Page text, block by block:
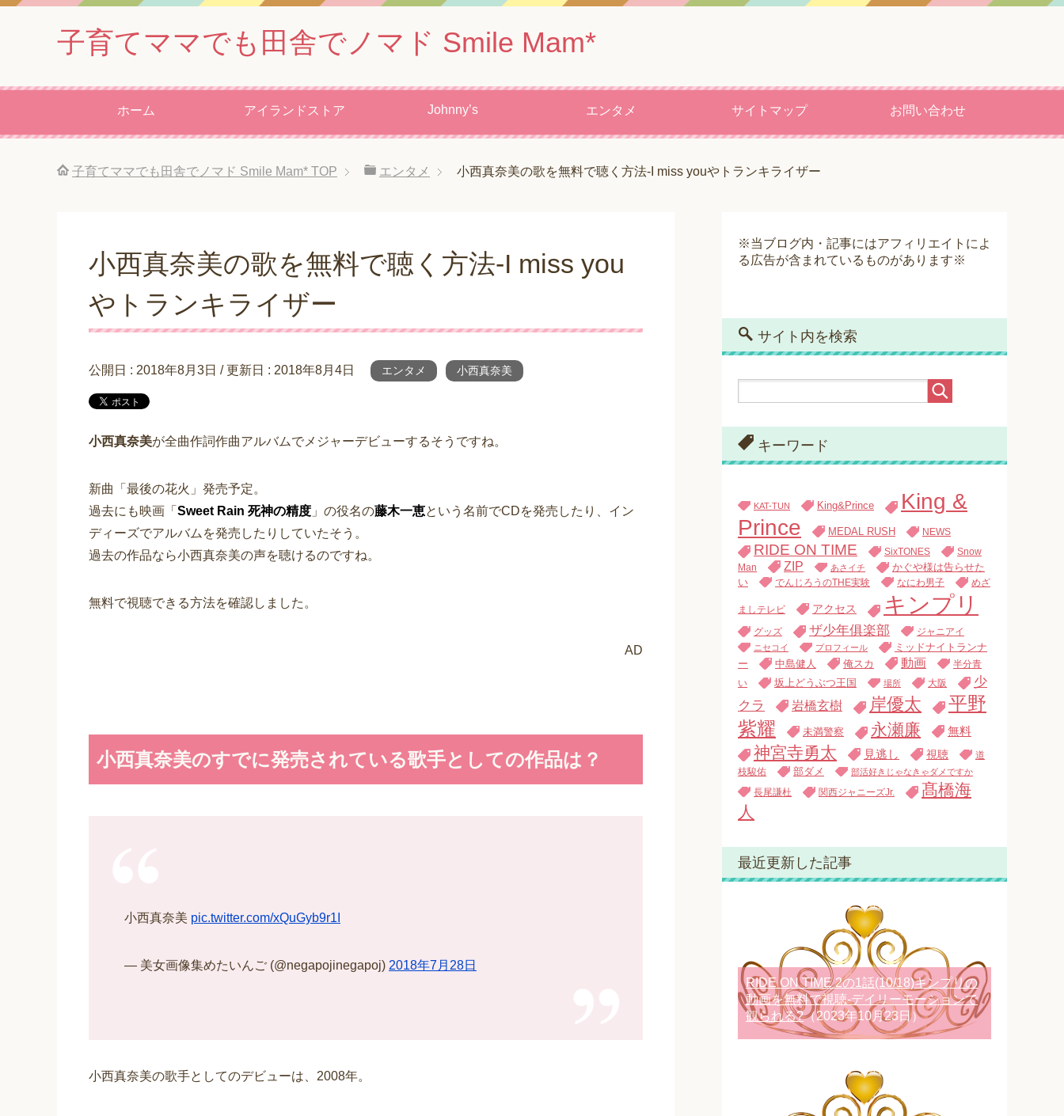
子育てママでも田舎でノマド Smile Mam*
ホーム アイランドストア Johnny’s エンタメ サイトマップ お問い合わせ
子育てママでも田舎でノマド Smile Mam* TOP エンタメ 小西真奈美の歌を無料で聴く方法-I miss youやトランキライザー
小西真奈美の歌を無料で聴く方法-I miss you
やトランキライザー
公開日 : 2018年8月3日 / 更新日 : 2018年8月4日 エンタメ 小西真奈美
小西真奈美が全曲作詞作曲アルバムでメジャーデビューするそうですね。
新曲「最後の花火」発売予定。
過去にも映画「 Sweet Rain 死神の精度 」の役名の藤木一恵という名前でCDを発売したり、イン
ディーズでアルバムを発売したりしていたそう。
過去の作品なら小西真奈美の声を聴けるのですね。
無料で視聴できる方法を確認しました。
AD
小西真奈美のすでに発売されている歌手としての作品は？
小西真奈美 pic.twitter.com/xQuGyb9r1I
— 美女画像集めたいんご (@negapojinegapoj) 2018年7月28日
小西真奈美の歌手としてのデビューは、2008年。
※当ブログ内・記事にはアフィリエイトによ
る広告が含まれているものがあります※
サイト内を検索
キーワード
KAT-TUN King&Prince
King &
Prince
MEDAL RUSH NEWS
RIDE ON TIME SixTONES
Snow
Man
ZIP あさイチ
かぐや様は告らせた
い
でんじろうのTHE実験 なにわ男子 めざ
ましテレビ アクセス キンプリ
グッズ ザ少年俱楽部 ジャニアイ
ニセコイ プロフィール
ミッドナイトランナ
ー
中島健人 俺スカ 動画
半分青
い
坂上どうぶつ王国 場所 大阪
少
クラ
岩橋玄樹 岸優太
平野
紫耀
未満警察 永瀬廉 無料
神宮寺勇太 見逃し 視聴
道
枝駿佑
部ダメ 部活好きじゃなきゃダメですか
長尾謙杜 関西ジャニーズJr.
髙橋海
人
最近更新した記事
RIDE ON TIME 2の1話(10/18)キンプリの
動画を無料で視聴-デイリーモーションで
観られる?（2023年10月23日）